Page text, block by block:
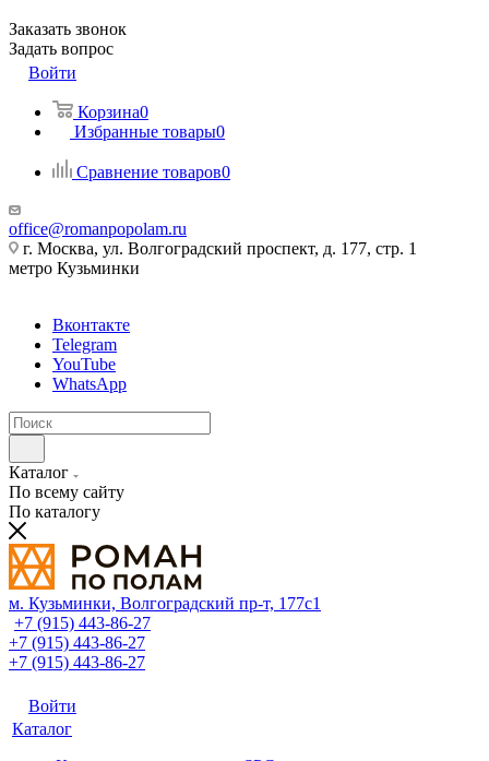
Заказать звонок
Задать вопрос
Войти
Корзина0
Избранные товары0
Сравнение товаров0
office@romanpopolam.ru
г. Москва, ул. Волгоградский проспект, д. 177, стр. 1
метро Кузьминки
Вконтакте
Telegram
YouTube
WhatsApp
Каталог
По всему сайту
По каталогу
м. Кузьминки, Волгоградский пр‑т, 177с1
+7 (915) 443-86-27
+7 (915) 443-86-27
+7 (915) 443-86-27
Войти
Каталог